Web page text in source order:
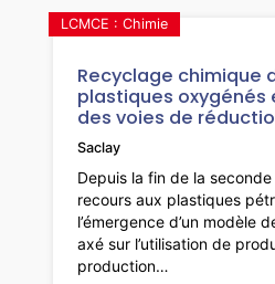
Recyclage chimique
plastiques oxygénés
des voies de
LCMCE : Chimie
Saclay
Depuis la fin de la
recours aux plastiques
l’émergence d’un modèle
axé sur l’utilisation de
production…